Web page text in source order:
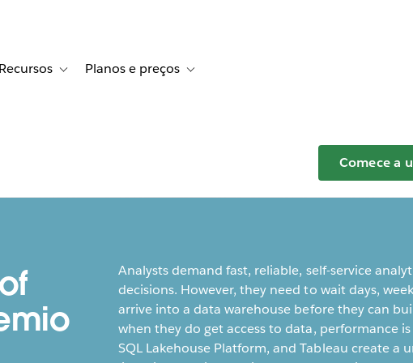
Histórias de clientes
sub-navigation for Soluções
Recursos Toggle sub-navigation for Recursos
Planos e preços Toggle sub-navigation for Planos e preços
Comece a
Analysts demand fast, reliable, self-service
decisions. However, they need to wait days,
arrive into a data warehouse before they can
when they do get access to data, performance
SQL Lakehouse Platform, and Tableau create a